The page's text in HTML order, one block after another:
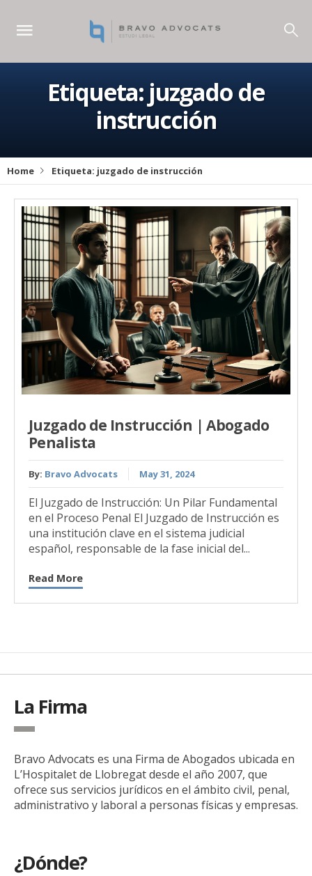
Etiqueta:juzgado de
instrucción
Home Etiqueta: juzgado de instrucción
Juzgado de Instrucción | Abogado
Penalista
By: Bravo Advocats May 31, 2024
El Juzgado de Instrucción: Un Pilar Fundamental
en el Proceso Penal El Juzgado de Instrucción es
una institución clave en el sistema judicial
español, responsable de la fase inicial del...
Read More
La Firma
Bravo Advocats es una Firma de Abogados ubicada en
L’Hospitalet de Llobregat desde el año 2007, que
ofrece sus servicios jurídicos en el ámbito civil, penal,
administrativo y laboral a personas físicas y empresas.
¿Dónde?